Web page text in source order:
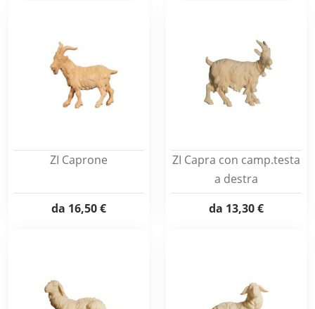
ZI Caprone
da 16,50 €
ZI Capra con camp.testa
a destra
da 13,30 €